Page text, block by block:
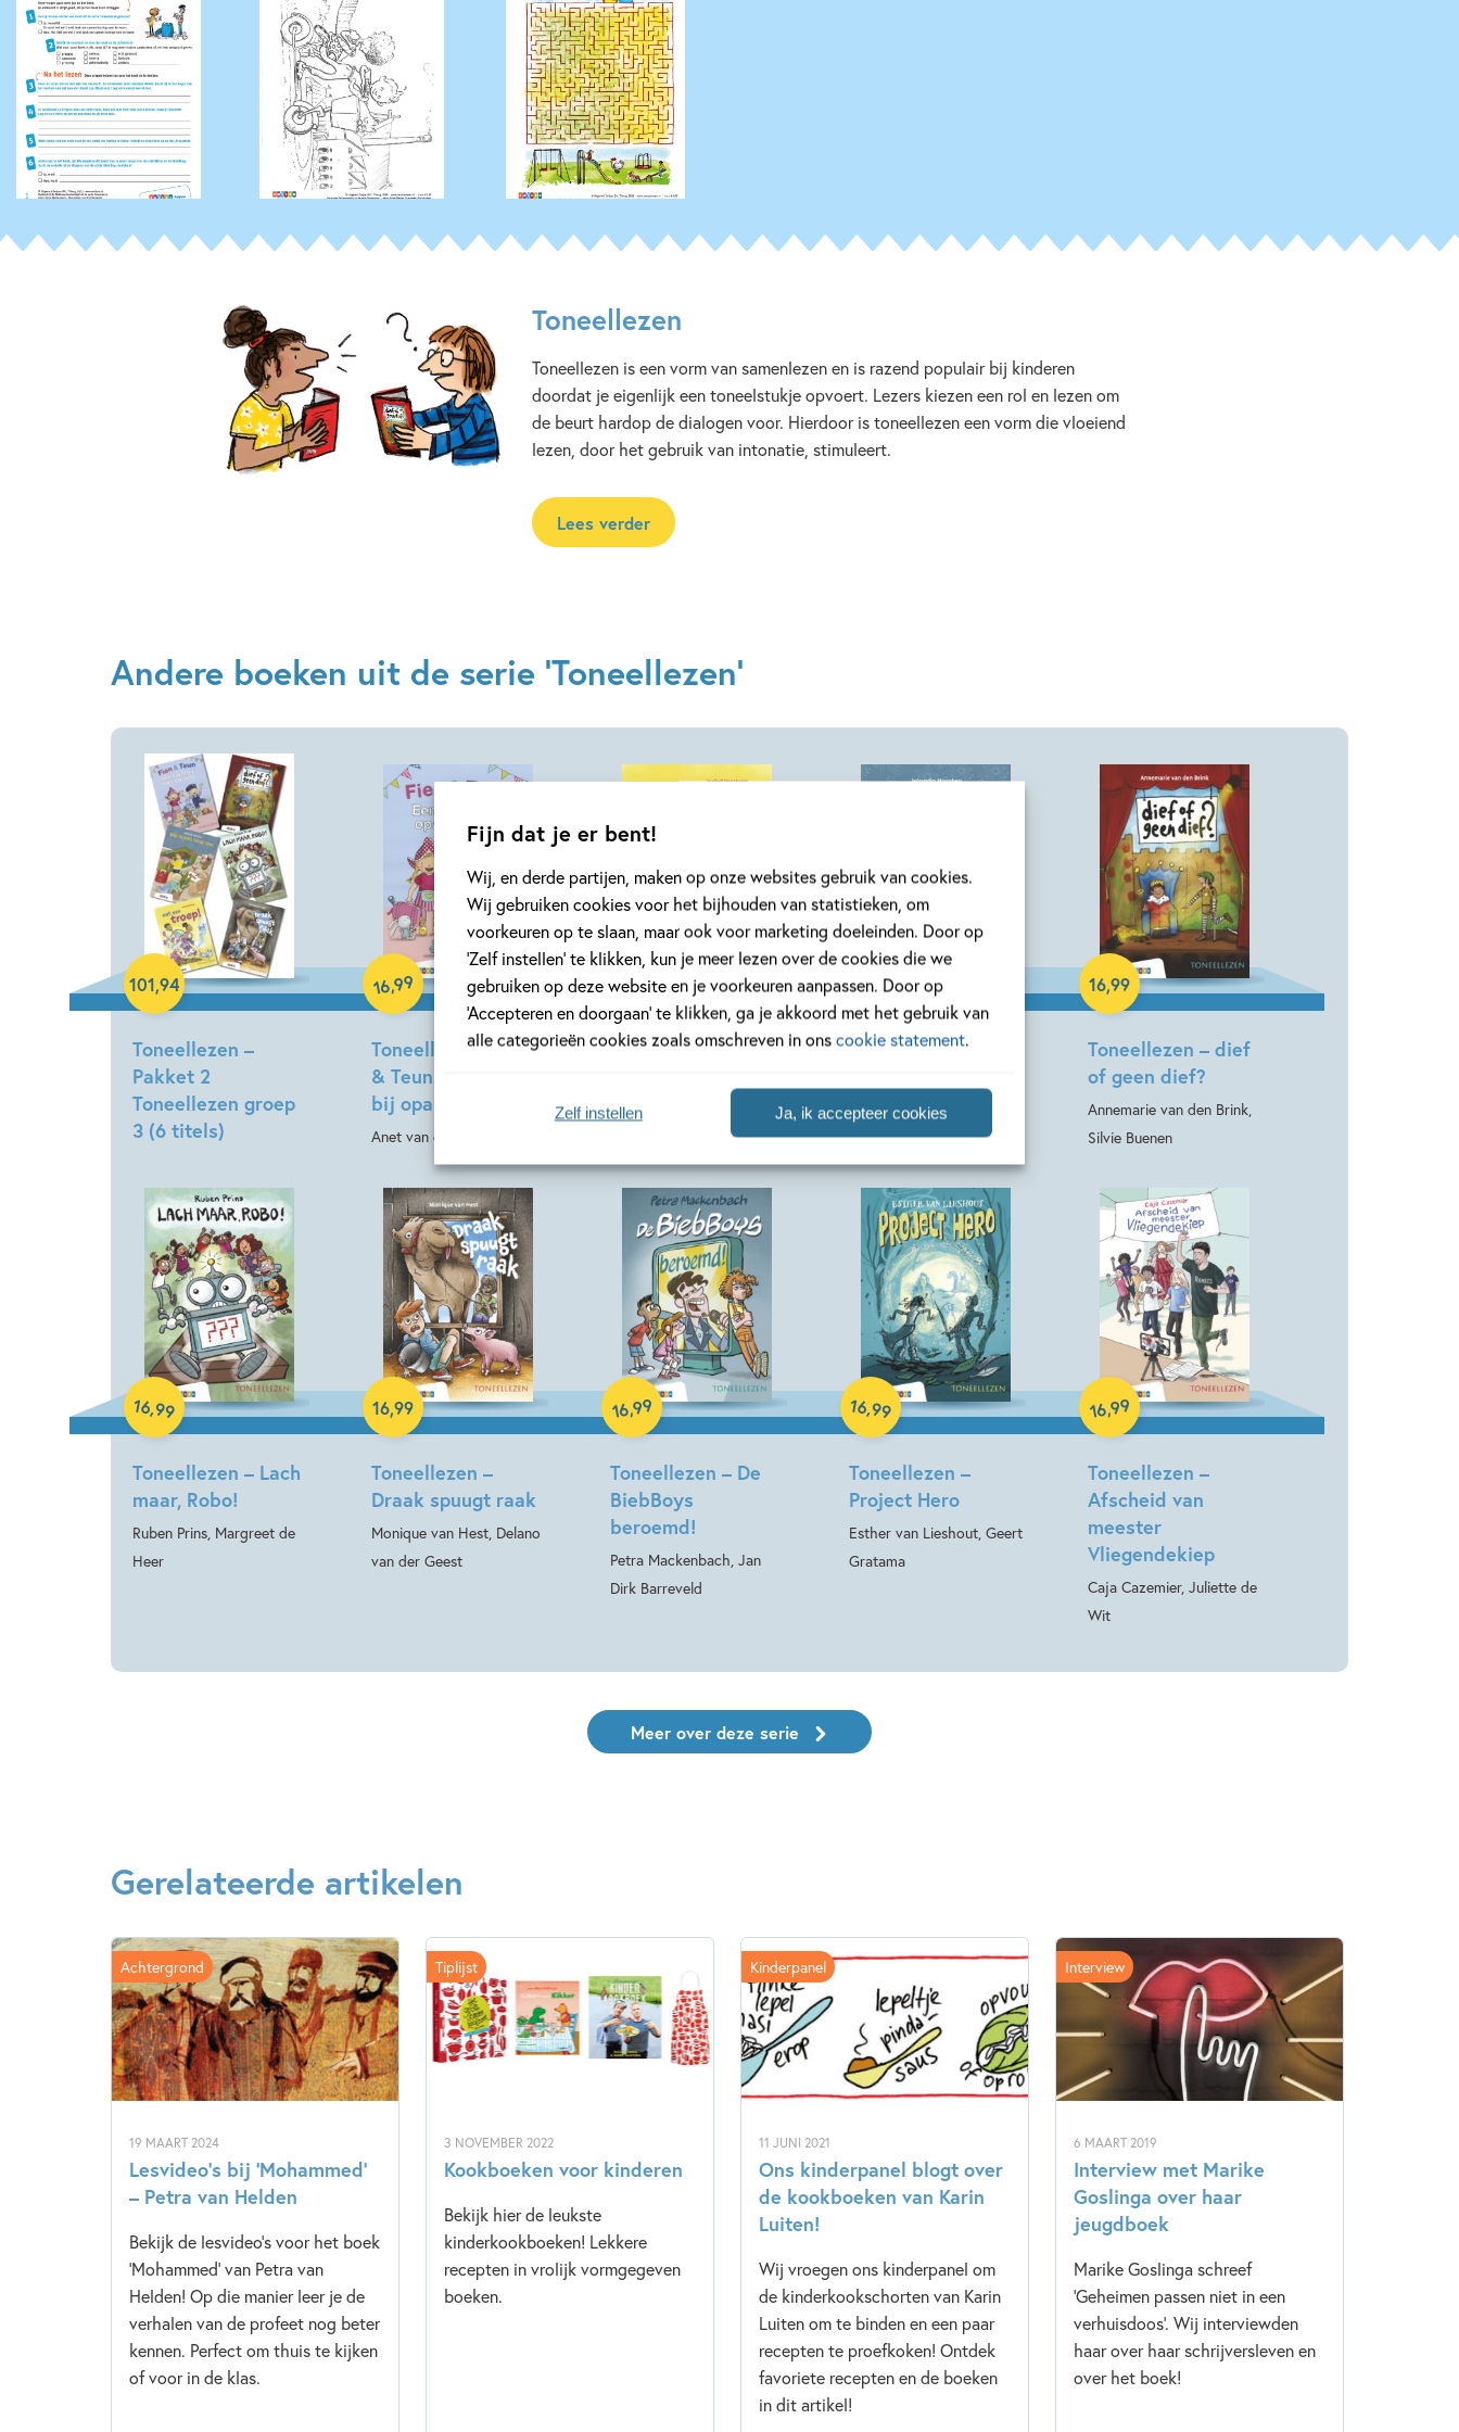
Fijn dat je er bent!
Wij, en derde partijen, maken op onze websites gebruik van cookies.
Wij gebruiken cookies voor het bijhouden van statistieken, om
voorkeuren op te slaan, maar ook voor marketing doeleinden. Door op
‘Zelf instellen’ te klikken, kun je meer lezen over de cookies die we
gebruiken op deze website en je voorkeuren aanpassen. Door op
‘Accepteren en doorgaan’ te klikken, ga je akkoord met het gebruik van
alle categorieën cookies zoals omschreven in onscookie statement.
Ja, ik accepteer cookies
Zelf instellen
Toneellezen
Toneellezen is een vorm van samenlezen en is razend populair bij kinderen
doordat je eigenlijk een toneelstukje opvoert. Lezers kiezen een rol en lezen om
de beurt hardop de dialogen voor. Hierdoor is toneellezen een vorm die vloeiend
lezen, door het gebruik van intonatie, stimuleert.
Lees verder
Andere boeken uit de serie 'Toneellezen'
Toneellezen –
Pakket 2
Toneellezen groep
3 (6 titels)
101,94
Samengesteld pakket
Toneellezen – Fien
& Teun – Een nacht
bij opa en oma
Anet van de Vorst
16,99
Hardcover
Toneellezen – wat
Isabel Versteeg, Els van
16,99
Hardcover
Toneellezen – pip
Jolanda Horsten,
Samantha Loman
16,99
Hardcover
Toneellezen – dief
of geen dief?
Annemarie van den Brink,
Silvie Buenen
16,99
Hardcover
Toneellezen – Lach
maar, Robo!
Ruben Prins, Margreet de
Heer
16,99
Hardcover
Toneellezen –
Draak spuugt raak
Monique van Hest, Delano
van der Geest
16,99
Hardcover
Toneellezen – De
BiebBoys
beroemd!
Petra Mackenbach, Jan
Dirk Barreveld
16,99
Hardcover
Toneellezen –
Project Hero
Esther van Lieshout, Geert
Gratama
16,99
Hardcover
Toneellezen –
Afscheid van
meester
Vliegendekiep
Caja Cazemier, Juliette de
Wit
16,99
Hardcover
Meer over deze serie
Gerelateerde artikelen
19 MAART 2024
Lesvideo’s bij ‘Mohammed’
– Petra van Helden
Bekijk de lesvideo's voor het boek
'Mohammed' van Petra van
Helden! Op die manier leer je de
verhalen van de profeet nog beter
kennen. Perfect om thuis te kijken
of voor in de klas.
Achtergrond
3 NOVEMBER 2022
Kookboeken voor kinderen
Bekijk hier de leukste
kinderkookboeken! Lekkere
recepten in vrolijk vormgegeven
boeken.
Tiplijst
11 JUNI 2021
Ons kinderpanel blogt over
de kookboeken van Karin
Luiten!
Wij vroegen ons kinderpanel om
de kinderkookschorten van Karin
Luiten om te binden en een paar
recepten te proefkoken! Ontdek
favoriete recepten en de boeken
in dit artikel!
Kinderpanel
6 MAART 2019
Interview met Marike
Goslinga over haar
jeugdboek
Marike Goslinga schreef
'Geheimen passen niet in een
verhuisdoos'. Wij interviewden
haar over haar schrijversleven en
over het boek!
Interview